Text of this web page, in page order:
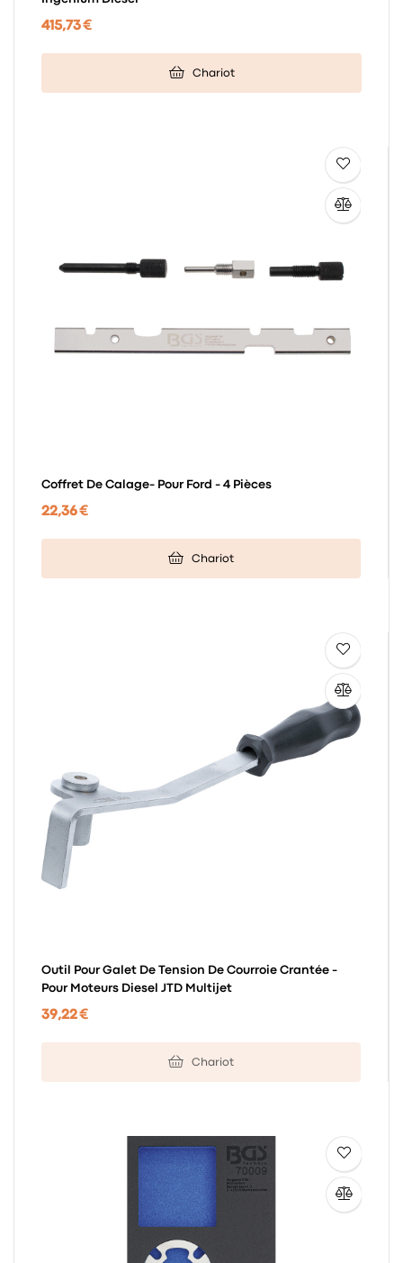
415,73 €
Chariot
Coffret De Calage- Pour Ford - 4 Pièces
22,36 €
Chariot
Outil Pour Galet De Tension De Courroie Crantée -
Pour Moteurs Diesel JTD Multijet
39,22 €
Chariot